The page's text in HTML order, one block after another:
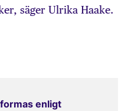
säger Ulrika Haake.
enligt